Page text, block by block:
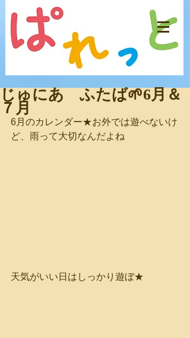
じゅにあ ふたば🌱6月＆
７月
6月のカレンダー★お外では遊べないけ
ど、雨って大切なんだよね
天気がいい日はしっかり遊ぼ★